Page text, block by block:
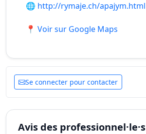
🌐 http://rymaje.ch/apajym.html
📍 Voir sur Google Maps
Se connecter pour contacter
Avis des professionnel·le·s